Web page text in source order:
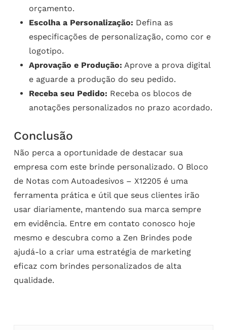
orçamento.
Escolha a Personalização: Defina as
especificações de personalização, como cor e
logotipo.
Aprovação e Produção: Aprove a prova digital
e aguarde a produção do seu pedido.
Receba seu Pedido: Receba os blocos de
anotações personalizados no prazo acordado.
Conclusão
Não perca a oportunidade de destacar sua
empresa com este brinde personalizado. O Bloco
de Notas com Autoadesivos – X12205 é uma
ferramenta prática e útil que seus clientes irão
usar diariamente, mantendo sua marca sempre
em evidência. Entre em contato conosco hoje
mesmo e descubra como a Zen Brindes pode
ajudá-lo a criar uma estratégia de marketing
eficaz com brindes personalizados de alta
qualidade.